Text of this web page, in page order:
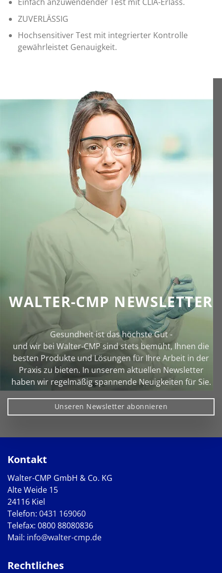
ZUVERLÄSSIG
Hochsensitiver Test mit integrierter Kontrolle
gewährleistet Genauigkeit.
WALTER-CMP NEWSLETTER
Gesundheit ist das höchste Gut -
und wir bei Walter‑CMP sind stets bemüht, Ihnen die
besten Produkte und Lösungen für Ihre Arbeit in der
Praxis zu bieten. In unserem aktuellen Newsletter
haben wir regelmäßig spannende Neuigkeiten für Sie.
Unseren Newsletter abonnieren
Kontakt
Walter-CMP GmbH & Co. KG
Alte Weide 15
24116 Kiel
Telefon: 0431 169060
Telefax: 0800 88080836
Mail: info@walter-cmp.de
Rechtliches